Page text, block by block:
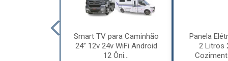
Smart TV para Caminhão
24” 12v 24v WiFi Android
12 Ôni...
Panela
2 Litros